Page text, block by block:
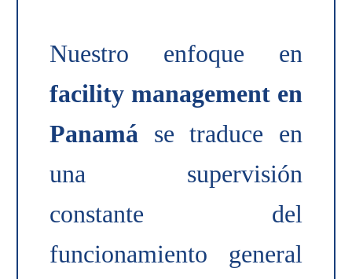
Nuestro enfoque en
facility management en
Panamáse traduce en
una supervisión
constante del
funcionamiento general